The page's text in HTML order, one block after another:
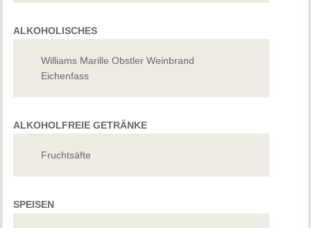
ALKOHOLISCHES
Williams Marille Obstler Weinbrand
Eichenfass
ALKOHOLFREIE GETRÄNKE
Fruchtsäfte
SPEISEN